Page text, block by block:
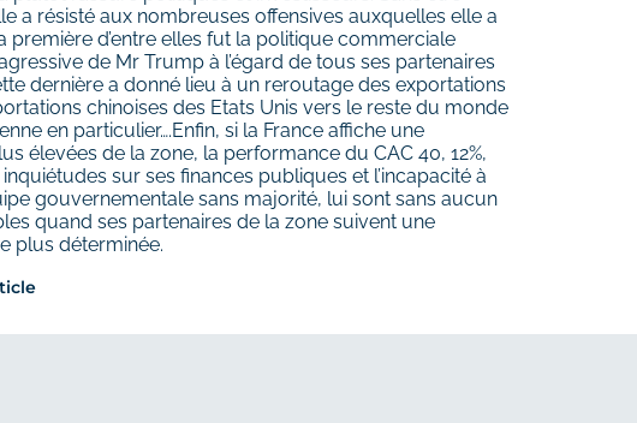
a résisté aux nombreuses offensives auxquelles elle a
première d’entre elles fut la politique commerciale
de Mr Trump à l’égard de tous ses partenaires
dernière a donné lieu à un reroutage des exportations
chinoises des Etats Unis vers le reste du monde
en particulier….Enfin, si la France affiche une
élevées de la zone, la performance du CAC 40, 12%,
sur ses finances publiques et l’incapacité à
gouvernementale sans majorité, lui sont sans aucun
quand ses partenaires de la zone suivent une
plus déterminée.